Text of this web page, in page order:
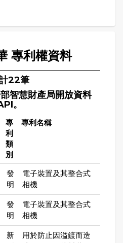
專利權資料
22筆
智慧財產局開放資料
。
專
利
類
別
專利名稱
發
明
電子裝置及其整合式
相機
發
明
電子裝置及其整合式
相機
新
用於防止因溢鍍而造